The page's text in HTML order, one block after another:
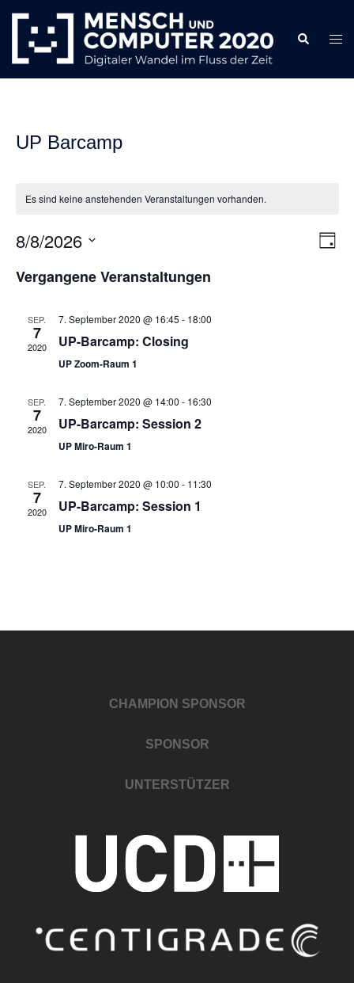
springen
Search
UP Barcamp
Es sind keine anstehenden Veranstaltungen vorhanden.
TAG
8/8/2026
wählen.
Vergangene Veranstaltungen
SEP.
7
2020
7. September 2020 @ 16:45 - 18:00
UP-Barcamp: Closing
UP Zoom-Raum 1
SEP.
7
2020
7. September 2020 @ 14:00 - 16:30
UP-Barcamp: Session 2
UP Miro-Raum 1
SEP.
7
2020
7. September 2020 @ 10:00 - 11:30
UP-Barcamp: Session 1
UP Miro-Raum 1
CHAMPION SPONSOR
SPONSOR
UNTERSTÜTZER